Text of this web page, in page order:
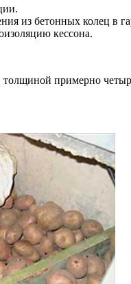
из бетонных колец в
кессона.
толщиной примерно